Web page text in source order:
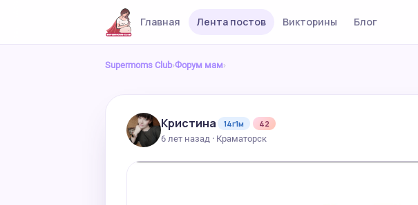
Главная Лента постов Викторины Блог
Supermoms Club›Форум мам›
Кристина 14г1м
42
6 лет назад · Краматорск